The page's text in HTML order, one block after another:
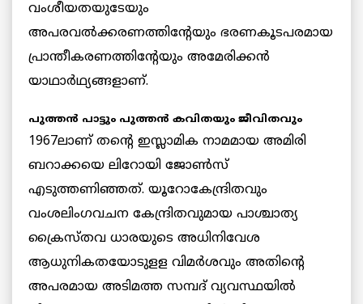
വംശീയതയുടേയും
അപരവല്‍ക്കരണത്തിന്റേയും ഭരണകൂടപരമായ
പ്രാന്തീകരണത്തിന്റേയും അമേരിക്കന്‍
യാഥാര്‍ഥ്യങ്ങളാണ്.
പുത്തന്‍ പാട്ടും പുത്തന്‍ കവിതയും ജീവിതവും
1967ലാണ് തന്റെ ഇസ്ലാമിക നാമമായ അമിരി
ബറാക്കയെ ലിറോയി ജോണ്‍സ്
എടുത്തണിഞ്ഞത്. യൂറോകേന്ദ്രിതവും
വംശലിംഗവചന കേന്ദ്രിതവുമായ പാശ്ചാത്യ
ക്രൈസ്തവ ധാരയുടെ അധിനിവേശ
ആധുനികതയോടുളള വിമര്‍ശവും അതിന്റെ
അപരമായ അടിമത്ത സമ്പദ് വ്യവസ്ഥയില്‍